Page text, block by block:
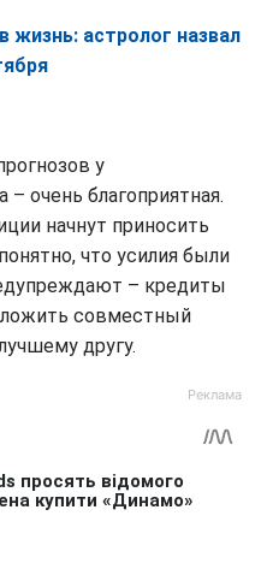
жизнь: астролог назвал
у
– очень благоприятная.
начнут приносить
что усилия были
– кредиты
совместный
другу.